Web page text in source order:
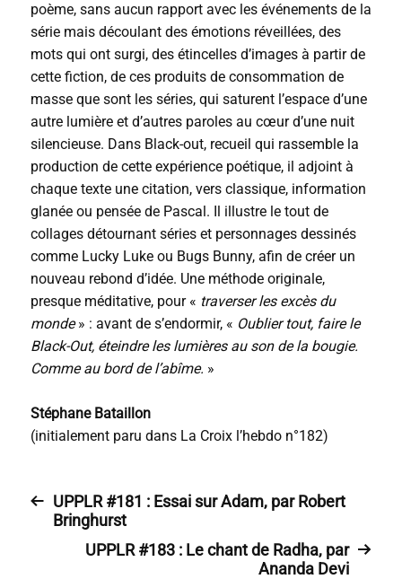
poème, sans aucun rapport avec les événements de la
série mais découlant des émotions réveillées, des
mots qui ont surgi, des étincelles d’images à partir de
cette fiction, de ces produits de consommation de
masse que sont les séries, qui saturent l’espace d’une
autre lumière et d’autres paroles au cœur d’une nuit
silencieuse. Dans Black-out, recueil qui rassemble la
production de cette expérience poétique, il adjoint à
chaque texte une citation, vers classique, information
glanée ou pensée de Pascal. Il illustre le tout de
collages détournant séries et personnages dessinés
comme Lucky Luke ou Bugs Bunny, afin de créer un
nouveau rebond d’idée. Une méthode originale,
presque méditative, pour « traverser les excès du
monde» : avant de s’endormir, « Oublier tout, faire le
Black-Out, éteindre les lumières au son de la bougie.
Comme au bord de l’abîme. »
Stéphane Bataillon
(initialement paru dans La Croix l’hebdo n°182)
UPPLR #181 : Essai sur Adam, par Robert
Bringhurst
UPPLR #183 : Le chant de Radha, par
Ananda Devi